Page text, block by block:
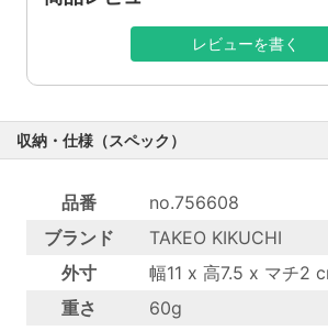
レビューを書く
収納・仕様（スペック）
品番
no.756608
ブランド
TAKEO KIKUCHI
外寸
幅11 x 高7.5 x マチ2
重さ
60g